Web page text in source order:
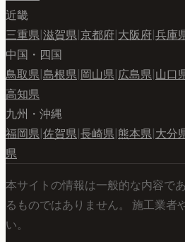
近畿
三重県|滋賀県|京都府|大阪府|兵庫
中国・四国
鳥取県|島根県|岡山県| 広島県|山口
高知県
九州・沖縄
福岡県|佐賀県|長崎県|熊本県|大分
県
本サイトの情報は一般的な内容で
るものではありません。 施工業者
い。